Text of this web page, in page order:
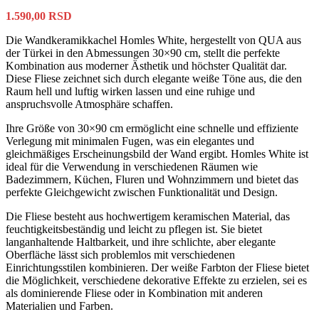
1.590,00 RSD
Die Wandkeramikkachel Homles White, hergestellt von QUA aus
der Türkei in den Abmessungen 30×90 cm, stellt die perfekte
Kombination aus moderner Ästhetik und höchster Qualität dar.
Diese Fliese zeichnet sich durch elegante weiße Töne aus, die den
Raum hell und luftig wirken lassen und eine ruhige und
anspruchsvolle Atmosphäre schaffen.
Ihre Größe von 30×90 cm ermöglicht eine schnelle und effiziente
Verlegung mit minimalen Fugen, was ein elegantes und
gleichmäßiges Erscheinungsbild der Wand ergibt. Homles White ist
ideal für die Verwendung in verschiedenen Räumen wie
Badezimmern, Küchen, Fluren und Wohnzimmern und bietet das
perfekte Gleichgewicht zwischen Funktionalität und Design.
Die Fliese besteht aus hochwertigem keramischen Material, das
feuchtigkeitsbeständig und leicht zu pflegen ist. Sie bietet
langanhaltende Haltbarkeit, und ihre schlichte, aber elegante
Oberfläche lässt sich problemlos mit verschiedenen
Einrichtungsstilen kombinieren. Der weiße Farbton der Fliese bietet
die Möglichkeit, verschiedene dekorative Effekte zu erzielen, sei es
als dominierende Fliese oder in Kombination mit anderen
Materialien und Farben.